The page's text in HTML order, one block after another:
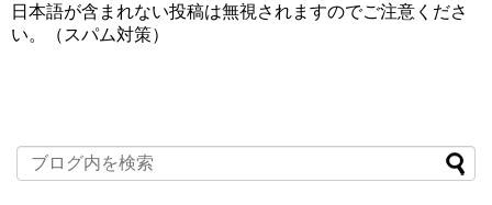
日本語が含まれない投稿は無視されますのでご注意くださ
い。（スパム対策）